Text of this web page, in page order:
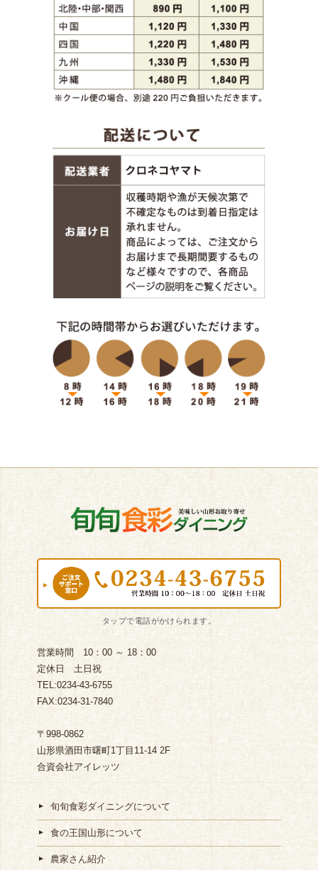
営業時間 10：00 ～ 18：00
定休日 土日祝
TEL:0234-43-6755
FAX:0234-31-7840
〒998-0862
山形県酒田市曙町1丁目11-14 2F
合資会社アイレッツ
旬旬食彩ダイニングについて
食の王国山形について
農家さん紹介